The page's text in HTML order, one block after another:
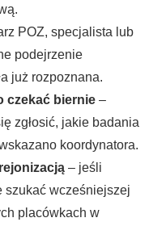
POZ, specjalista lub
podejrzenie
już rozpoznana.
czekać biernie –
zgłosić, jakie badania
koordynatora.
– jeśli
szukać wcześniejszej
placówkach w